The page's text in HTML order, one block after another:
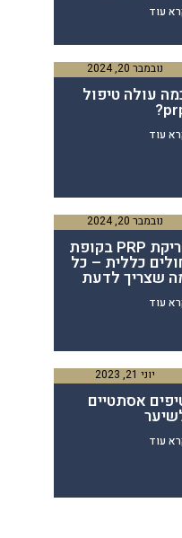
עוד
עולה טיפול
נובמבר 20, 2024
עוד
זריקת PRP בקופת
כללית – כל
שצריך לדעת
נובמבר 20, 2024
עוד
אסתטיים
יוני 21, 2023
עוד